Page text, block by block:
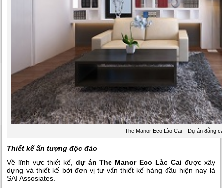
The Manor Eco Lào Cai – Dự án đẳng
Thiết kế ấn tượng độc đáo
Về lĩnh vực thiết kế, dự án The Manor Eco Lào Cai được xây
dựng và thiết kế bởi đơn vị tư vấn thiết kế hàng đầu hiện nay là
SAI Assosiates.